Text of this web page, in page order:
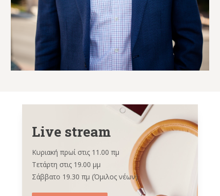
Live stream
Κυριακή πρωί στις 11.00 πμ
Τετάρτη στις 19.00 μμ
Σάββατο 19.30 πμ (Όμιλος νέων)